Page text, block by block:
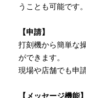
うことも可能です。
【申請】
打刻機から簡単な
ができます。
現場や店舗でも申
【メッセージ機能】